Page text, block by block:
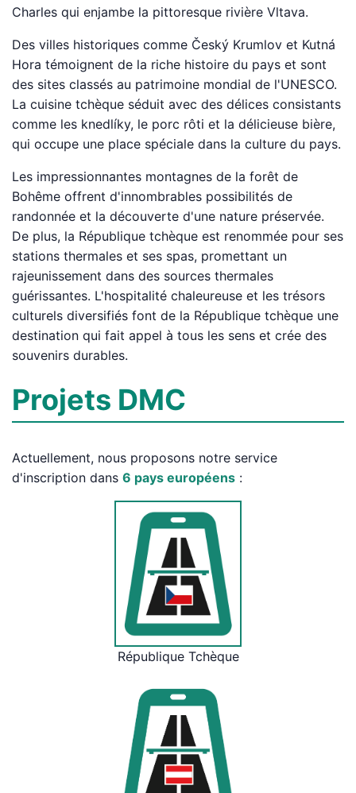
Charles qui enjambe la pittoresque rivière Vltava.
Des villes historiques comme Český Krumlov et Kutná
Hora témoignent de la riche histoire du pays et sont
des sites classés au patrimoine mondial de l'UNESCO.
La cuisine tchèque séduit avec des délices consistants
comme les knedlíky, le porc rôti et la délicieuse bière,
qui occupe une place spéciale dans la culture du pays.
Les impressionnantes montagnes de la forêt de
Bohême offrent d'innombrables possibilités de
randonnée et la découverte d'une nature préservée.
De plus, la République tchèque est renommée pour ses
stations thermales et ses spas, promettant un
rajeunissement dans des sources thermales
guérissantes. L'hospitalité chaleureuse et les trésors
culturels diversifiés font de la République tchèque une
destination qui fait appel à tous les sens et crée des
souvenirs durables.
Projets DMC
Actuellement, nous proposons notre service
d'inscription dans 6 pays européens :
République Tchèque